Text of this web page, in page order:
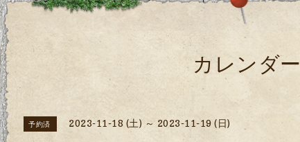
カレンダ
予約済 2023-11-18 (土) ～ 2023-11-19 (日)